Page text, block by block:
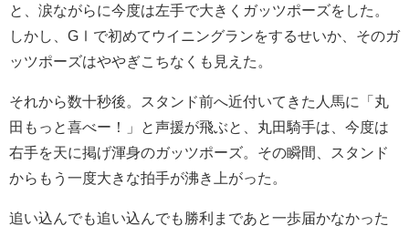
と、涙ながらに今度は左手で大きくガッツポーズをした。
しかし、GⅠで初めてウイニングランをするせいか、そのガ
ッツポーズはややぎこちなくも見えた。
それから数十秒後。スタンド前へ近付いてきた人馬に「丸
田もっと喜べー！」と声援が飛ぶと、丸田騎手は、今度は
右手を天に掲げ渾身のガッツポーズ。その瞬間、スタンド
からもう一度大きな拍手が沸き上がった。
追い込んでも追い込んでも勝利まであと一歩届かなかった